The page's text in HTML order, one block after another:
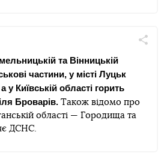
TelegramFacebook Twitter
та Вінницькій
частини, у місті Луцьк
у Київській області горить
Броварів. Також відомо про
області — Городища та
ДСНС.